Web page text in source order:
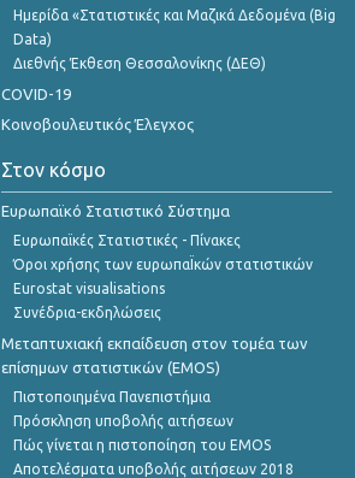
Ημερίδα «Στατιστικές και Μαζικά Δεδομένα (Big
Data)
Διεθνής Έκθεση Θεσσαλονίκης (ΔΕΘ)
COVID-19
Κοινοβουλευτικός Έλεγχος
Στον κόσμο
Ευρωπαϊκό Στατιστικό Σύστημα
Ευρωπαϊκές Στατιστικές - Πίνακες
Όροι χρήσης των ευρωπαΪκών στατιστικών
Eurostat visualisations
Συνέδρια-εκδηλώσεις
Μεταπτυχιακή εκπαίδευση στον τομέα των
επίσημων στατιστικών (EMOS)
Πιστοποιημένα Πανεπιστήμια
Πρόσκληση υποβολής αιτήσεων
Πώς γίνεται η πιστοποίηση του EMOS
Αποτελέσματα υποβολής αιτήσεων 2018